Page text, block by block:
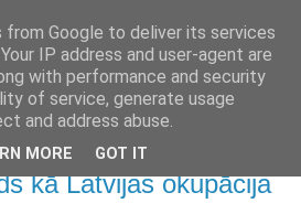
kā Latvijas okupācija
from Google to deliver its services
IP address and user-agent are
with performance and security
of service, generate usage
and address abuse.
MORE GOT IT